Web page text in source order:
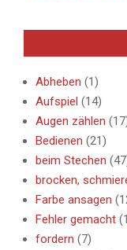
Abheben (1)
Aufspiel (14)
Augen zählen
Bedienen (21)
beim Stechen
brocken,
Farbe ansagen
Fehler gemacht
fordern (7)